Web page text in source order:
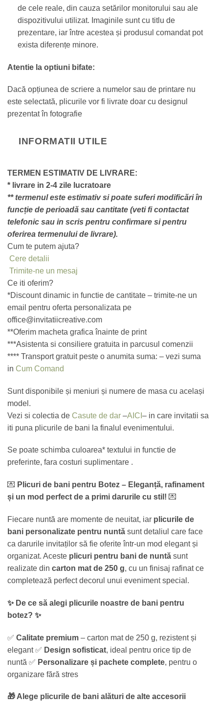
de cele reale, din cauza setărilor monitorului sau ale
dispozitivului utilizat. Imaginile sunt cu titlu de
prezentare, iar între acestea și produsul comandat pot
exista diferențe minore.
Atentie la optiuni bifate:
Dacă opțiunea de scriere a numelor sau de printare nu
este selectată, plicurile vor fi livrate doar cu designul
prezentat în fotografie
INFORMATII UTILE
TERMEN ESTIMATIV DE LIVRARE:
* livrare in 2-4 zile lucratoare
** termenul este estimativ si poate suferi modificări în
funcție de perioadă sau cantitate (veti fi contactat
telefonic sau in scris pentru confirmare si pentru
oferirea termenului de livrare).
Cum te putem ajuta?
Cere detalii
Trimite-ne un mesaj
Ce iti oferim?
*Discount dinamic in functie de cantitate – trimite-ne un
email pentru oferta personalizata pe
office@invitatiicreative.com
**Oferim macheta grafica înainte de print
***Asistenta si consiliere gratuita in parcusul comenzii
**** Transport gratuit peste o anumita suma: – vezi suma
in Cum Comand
Sunt disponibile și meniuri și numere de masa cu același
model.
Vezi si colectia de Casute de dar –AICI – in care invitatii sa
iti puna plicurile de bani la finalul evenimentului.
Se poate schimba culoarea* textului in functie de
preferinte, fara costuri suplimentare .
💌 Plicuri de bani pentru Botez – Eleganță, rafinament
și un mod perfect de a primi darurile cu stil! 💌
Fiecare nuntă are momente de neuitat, iar plicurile de
bani personalizate pentru nuntă sunt detaliul care face
ca darurile invitaților să fie oferite într-un mod elegant și
organizat. Aceste plicuri pentru bani de nuntă sunt
realizate din carton mat de 250 g, cu un finisaj rafinat ce
completează perfect decorul unui eveniment special.
✨ De ce să alegi plicurile noastre de bani pentru
botez? ✨
✅ Calitate premium – carton mat de 250 g, rezistent și
elegant ✅ Design sofisticat, ideal pentru orice tip de
nuntă ✅ Personalizare și pachete complete, pentru o
organizare fără stres
🎁 Alege plicurile de bani alături de alte accesorii